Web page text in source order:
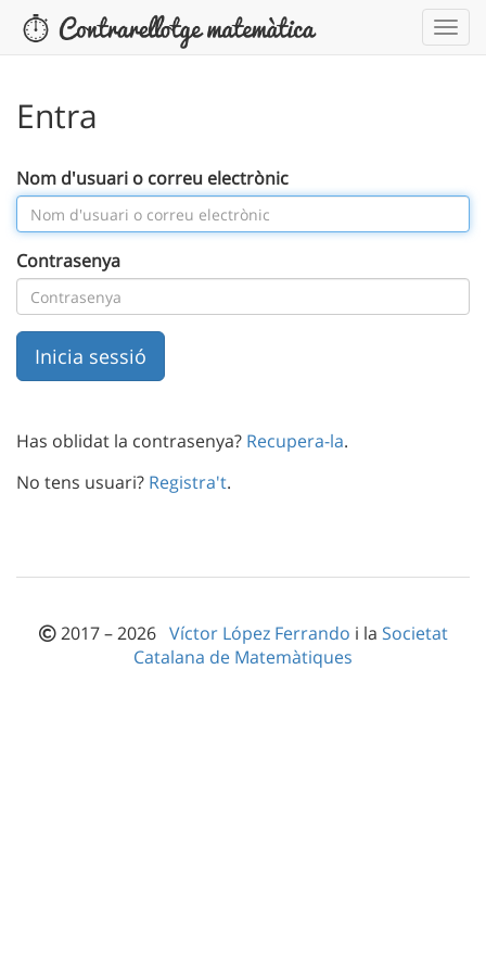
Entra
Nom d'usuari o correu electrònic
Contrasenya
Has oblidat la contrasenya? Recupera-la.
No tens usuari? Registra't.
2017 – 2026 Víctor López Ferrando i la Societat
Catalana de Matemàtiques